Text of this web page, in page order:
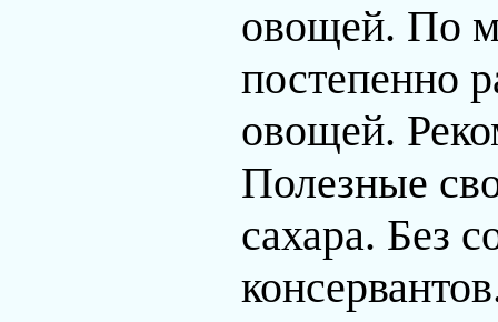
овощей. По
постепенно
овощей.
Полезные
сахара. Без